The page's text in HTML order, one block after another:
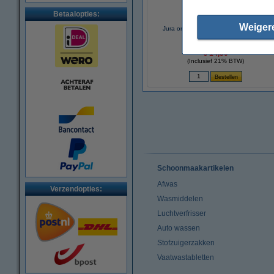
Betaalopties:
Verzendopties:
Jura ontkalkingstabletten 2 in 1 (3 x 3
€ 14,50
(Inclusief 21% BTW)
Schoonmaakartikelen
Afwas
Wasmiddelen
Luchtverfrisser
Auto wassen
Stofzuigerzakken
Vaatwastabletten